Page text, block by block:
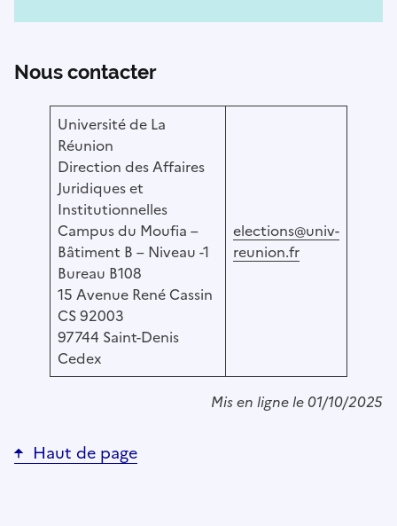
Nous contacter
Université de La
Réunion
Direction des Affaires
Juridiques et
Institutionnelles
Campus du Moufia –
Bâtiment B – Niveau -1
Bureau B108
15 Avenue René Cassin
CS 92003
97744 Saint-Denis
Cedex
elections@univ-
reunion.fr
Mis en ligne le 01/10/2025
Haut de page